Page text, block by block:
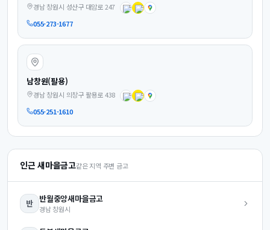
경남 창원시 성산구 대암로 247
055-273-1677
남창원(팔용)
경남 창원시 의창구 팔용로 438
055-251-1610
인근 새마을금고같은 지역 주변 금고
반 반월중앙새마을금고
경남 창원시